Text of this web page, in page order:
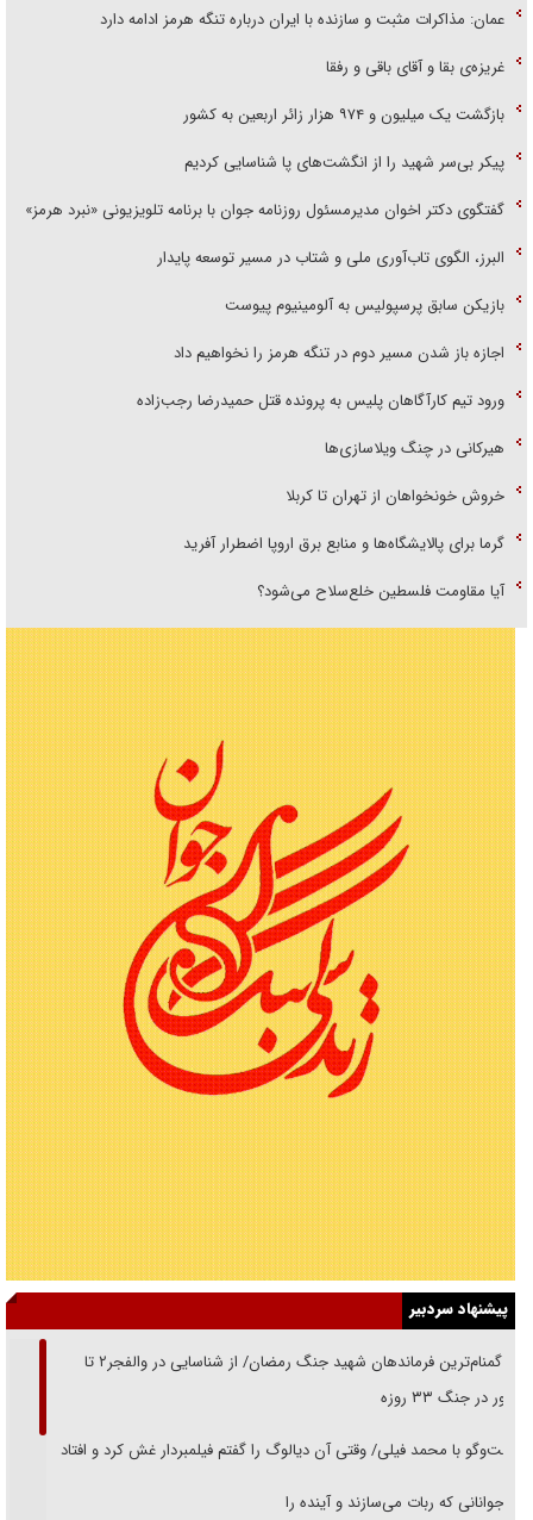
عمان: مذاکرات مثبت و سازنده با ایران درباره تنگه هرمز ادامه دارد
غریزه‌ی بقا و آقای باقی و رفقا
بازگشت یک میلیون و ۹۷۴ هزار زائر اربعین به کشور
پیکر بی‌سر شهید را از انگشت‌های پا شناسایی کردیم
گفتگوی دکتر اخوان مدیرمسئول روزنامه جوان با برنامه تلویزیونی «نبرد هرمز»
البرز، الگوی تاب‌آوری ملی و شتاب در مسیر توسعه پایدار
بازیکن سابق پرسپولیس به آلومینیوم پیوست
اجازه باز شدن مسیر دوم در تنگه هرمز را نخواهیم داد
ورود تیم کارآگاهان پلیس به پرونده قتل حمیدرضا رجب‌زاده
هیرکانی در چنگ ویلاسازی‌ها
خروش خونخواهان از تهران تا کربلا
گرما برای پالایشگاه‌ها و منابع برق اروپا اضطرار آفرید
آیا مقاومت فلسطین خلع‌سلاح می‌شود؟
پیشنهاد سردبیر
از گمنام‌ترین فرماندهان شهید جنگ رمضان/ از شناسایی در والفجر۲ تا
حضور در جنگ ۳۳ روزه
گفت‌وگو با محمد فیلی/ وقتی آن دیالوگ را گفتم فیلمبردار غش کرد و افتاد
نوجوانانی که ربات می‌سازند و آینده را